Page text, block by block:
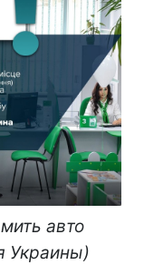
авто
Украины)